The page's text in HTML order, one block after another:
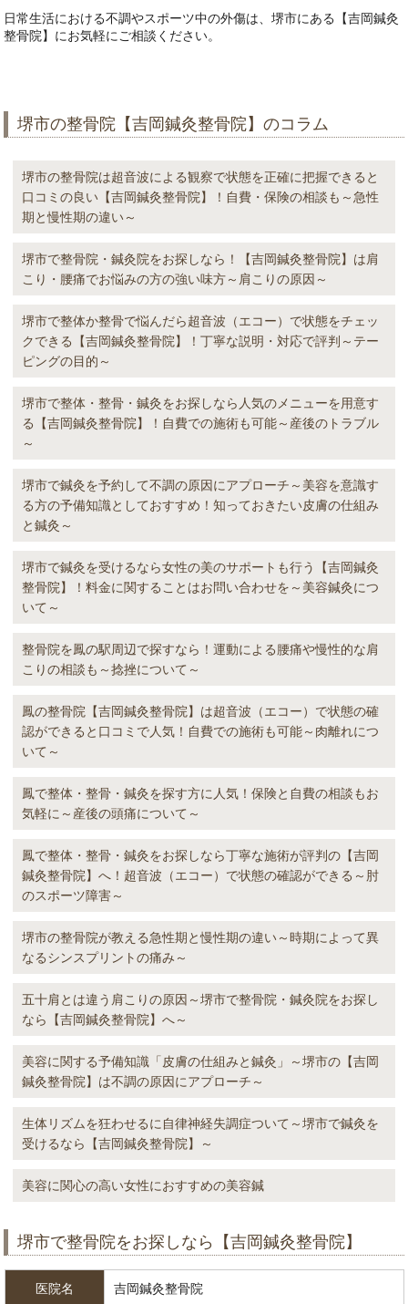
日常生活における不調やスポーツ中の外傷は、堺市にある【吉岡鍼灸
整骨院】にお気軽にご相談ください。
堺市の整骨院【吉岡鍼灸整骨院】のコラム
堺市の整骨院は超音波による観察で状態を正確に把握できると
口コミの良い【吉岡鍼灸整骨院】！自費・保険の相談も～急性
期と慢性期の違い～
堺市で整骨院・鍼灸院をお探しなら！【吉岡鍼灸整骨院】は肩
こり・腰痛でお悩みの方の強い味方～肩こりの原因～
堺市で整体か整骨で悩んだら超音波（エコー）で状態をチェッ
クできる【吉岡鍼灸整骨院】！丁寧な説明・対応で評判～テー
ピングの目的～
堺市で整体・整骨・鍼灸をお探しなら人気のメニューを用意す
る【吉岡鍼灸整骨院】！自費での施術も可能～産後のトラブル
～
堺市で鍼灸を予約して不調の原因にアプローチ～美容を意識す
る方の予備知識としておすすめ！知っておきたい皮膚の仕組み
と鍼灸～
堺市で鍼灸を受けるなら女性の美のサポートも行う【吉岡鍼灸
整骨院】！料金に関することはお問い合わせを～美容鍼灸につ
いて～
整骨院を鳳の駅周辺で探すなら！運動による腰痛や慢性的な肩
こりの相談も～捻挫について～
鳳の整骨院【吉岡鍼灸整骨院】は超音波（エコー）で状態の確
認ができると口コミで人気！自費での施術も可能～肉離れにつ
いて～
鳳で整体・整骨・鍼灸を探す方に人気！保険と自費の相談もお
気軽に～産後の頭痛について～
鳳で整体・整骨・鍼灸をお探しなら丁寧な施術が評判の【吉岡
鍼灸整骨院】へ！超音波（エコー）で状態の確認ができる～肘
のスポーツ障害～
堺市の整骨院が教える急性期と慢性期の違い～時期によって異
なるシンスプリントの痛み～
五十肩とは違う肩こりの原因～堺市で整骨院・鍼灸院をお探し
なら【吉岡鍼灸整骨院】へ～
美容に関する予備知識「皮膚の仕組みと鍼灸」～堺市の【吉岡
鍼灸整骨院】は不調の原因にアプローチ～
生体リズムを狂わせるに自律神経失調症ついて～堺市で鍼灸を
受けるなら【吉岡鍼灸整骨院】～
美容に関心の高い女性におすすめの美容鍼
堺市で整骨院をお探しなら【吉岡鍼灸整骨院】
医院名 吉岡鍼灸整骨院